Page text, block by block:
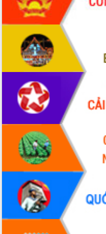
món ăn từ sầu riêng
Đắk Lắk công bố Quy hoạch và xúc
tiến đầu tư tỉnh
Ngành cá ngừ Đắk Lắk chủ động thích
ứng để giữ vững thị trường xuất khẩu
Diễn đàn Kinh tế tư nhân Việt Nam đột
phá cơ chế - Hợp tác công tư
Đề án 06 tạo bước ngoặt đột phá trong
cải cách hành chính tỉnh Đắk Lắk
Kết nối tour, đẩy mạnh chuyển đổi số
để phát triển du lịch Đắk Lắk
Khởi động Dự án Đầu tư xây dựng hạ
tầng kỹ thuật Cụm công nghiệp Tân
Tiến
Gặp mặt các cơ quan báo chí nhân Kỷ
niệm 101 năm Ngày Báo chí Cách
mạng Việt Nam
Đắk Lắk sơ kết 4 năm triển khai thực
hiện Đề án 06 của Chính phủ
Họp báo thông tin về Hội nghị Công bố
Quy hoạch và Xúc tiến đầu tư tỉnh Đắk